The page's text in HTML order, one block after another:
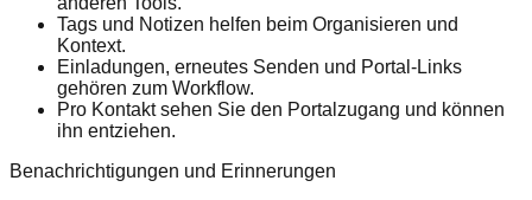
Tags und Notizen helfen beim Organisieren und
Kontext.
Einladungen, erneutes Senden und Portal-Links
gehören zum Workflow.
Pro Kontakt sehen Sie den Portalzugang und können
ihn entziehen.
Benachrichtigungen und Erinnerungen